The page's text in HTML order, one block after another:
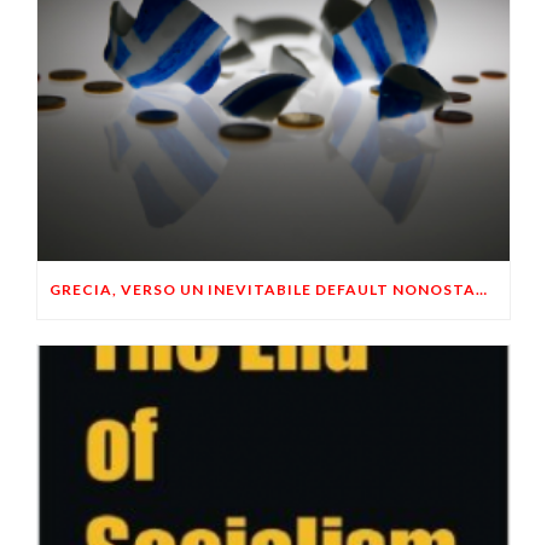
GRECIA, VERSO UN INEVITABILE DEFAULT NONOSTANTE I SALVATAGGI E LE RIFORME